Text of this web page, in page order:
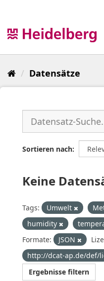
Datensätze
Sortieren nach
Keine
Tags: Umwelt
humidity
Formate:
JSON
http://dcat-ap.de/def/
Ergebnisse filtern